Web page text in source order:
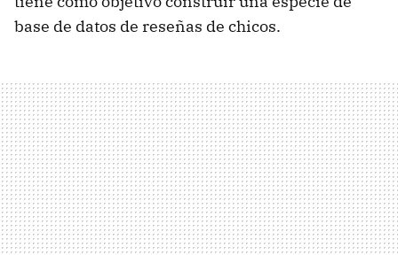
base de datos de reseñas de chicos.